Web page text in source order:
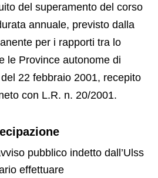
del superamento del corso
annuale, previsto dalla
per i rapporti tra lo
le Province autonome di
22 febbraio 2001, recepito
con L.R. n. 20/2001.
pubblico indetto dall’Ulss
effettuare